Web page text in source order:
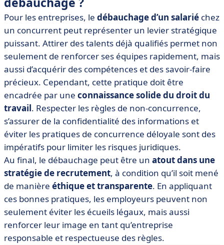
Pour les entreprises, le débauchage d’un salarié chez
un concurrent peut représenter un levier stratégique
puissant. Attirer des talents déjà qualifiés permet non
seulement de renforcer ses équipes rapidement, mais
aussi d’acquérir des compétences et des savoir-faire
précieux. Cependant, cette pratique doit être
encadrée par une connaissance solide du droit du
travail. Respecter les règles de non-concurrence,
s’assurer de la confidentialité des informations et
éviter les pratiques de concurrence déloyale sont des
impératifs pour limiter les risques juridiques.
Au final, le débauchage peut être un atout dans une
stratégie de recrutement, à condition qu’il soit mené
de manière éthique et transparente. En appliquant
ces bonnes pratiques, les employeurs peuvent non
seulement éviter les écueils légaux, mais aussi
renforcer leur image en tant qu’entreprise
responsable et respectueuse des règles.